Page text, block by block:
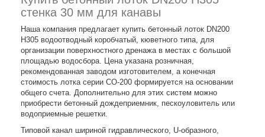
стенка 30 мм для канавы
Наша компания предлагает купить бетонный лоток DN200
H305 водоотводный коробчатый, кюветного типа, для
организации поверхностного дренажа в местах с большой
площадью водосбора. Цена указана розничная,
рекомендованная заводом изготовителем, а конечная
стоимость лотка серии СО-200 формируется на основании
общего счета. Дополнительно для этих систем можно
приобрести бетонный дождеприемник, пескоуловитель или
водоприемные решетки.
Типовой канал шириной гидравлического, U-образного,